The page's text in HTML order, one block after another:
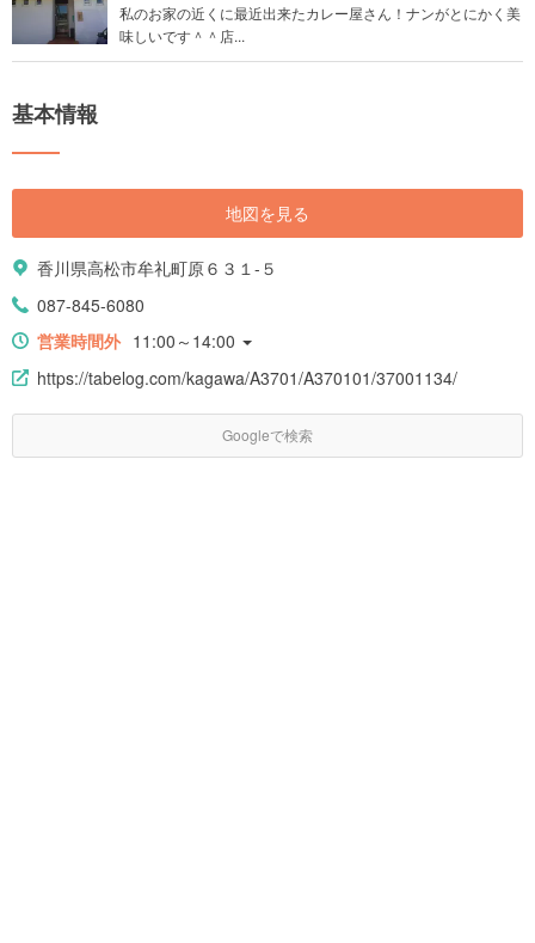
私のお家の近くに最近出来たカレー屋さん！ナンがとにかく美
味しいです＾＾店...
基本情報
地図を見る
香川県高松市牟礼町原６３１-５
087-845-6080
営業時間外 11:00～14:00
https://tabelog.com/kagawa/A3701/A370101/37001134/
Googleで検索